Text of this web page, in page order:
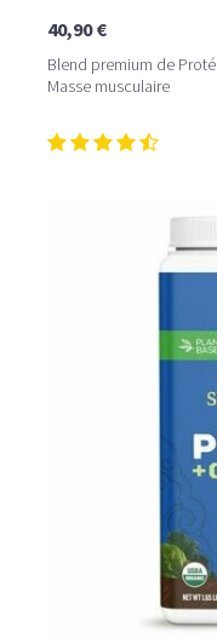
40,90 €
Blend premium de
Masse musculaire